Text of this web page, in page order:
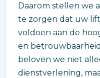
Daarom stellen we
te zorgen dat uw
voldoen aan de
en
beloven we niet
dienstverlening,